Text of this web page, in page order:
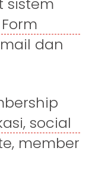
dan
social
member